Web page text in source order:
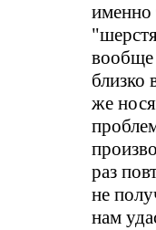
именно
вообще
близко
же
раз
не
нам